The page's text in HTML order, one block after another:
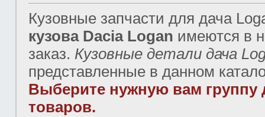
Кузовные запчасти для дача
кузова Dacia Logan имеются в
заказ. Кузовные детали дача
представленные в данном
Выберите нужную вам группу
товаров.